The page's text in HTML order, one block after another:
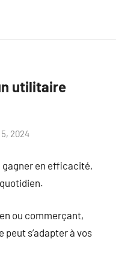
utilitaire
2024
gagner en efficacité,
ou commerçant,
s’adapter à vos